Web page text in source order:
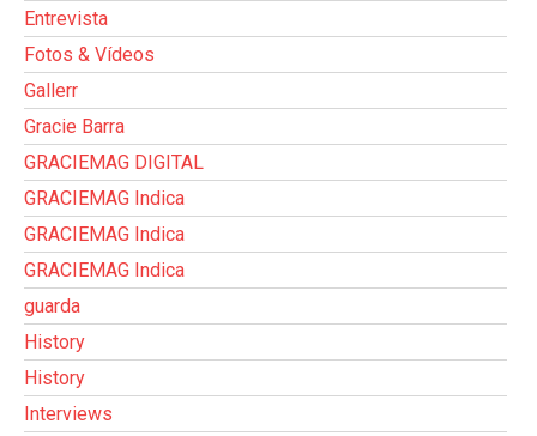
Entrevista
Fotos & Vídeos
Gallerr
Gracie Barra
GRACIEMAG DIGITAL
GRACIEMAG Indica
GRACIEMAG Indica
GRACIEMAG Indica
guarda
History
History
Interviews